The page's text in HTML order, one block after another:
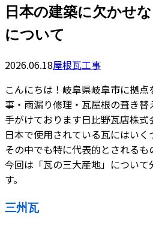
日本の建築に欠かせ
について
2026.06.18屋根瓦工事
こんにちは！岐阜県岐阜市に拠
事・雨漏り修理・瓦屋根の葺き
手がけております日比野瓦店株式
日本で使用されている瓦にはいく
その中でも特に代表的とされるも
今回は「瓦の三大産地」につい
す。
三州瓦